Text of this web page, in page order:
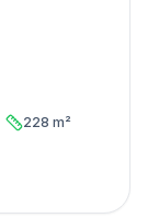
228 m²